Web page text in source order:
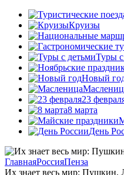
Круизы
Туры
Новый
23
8 марта
День
ГлавнаяРоссияПенза
Их знает весь мир: Пушкин,